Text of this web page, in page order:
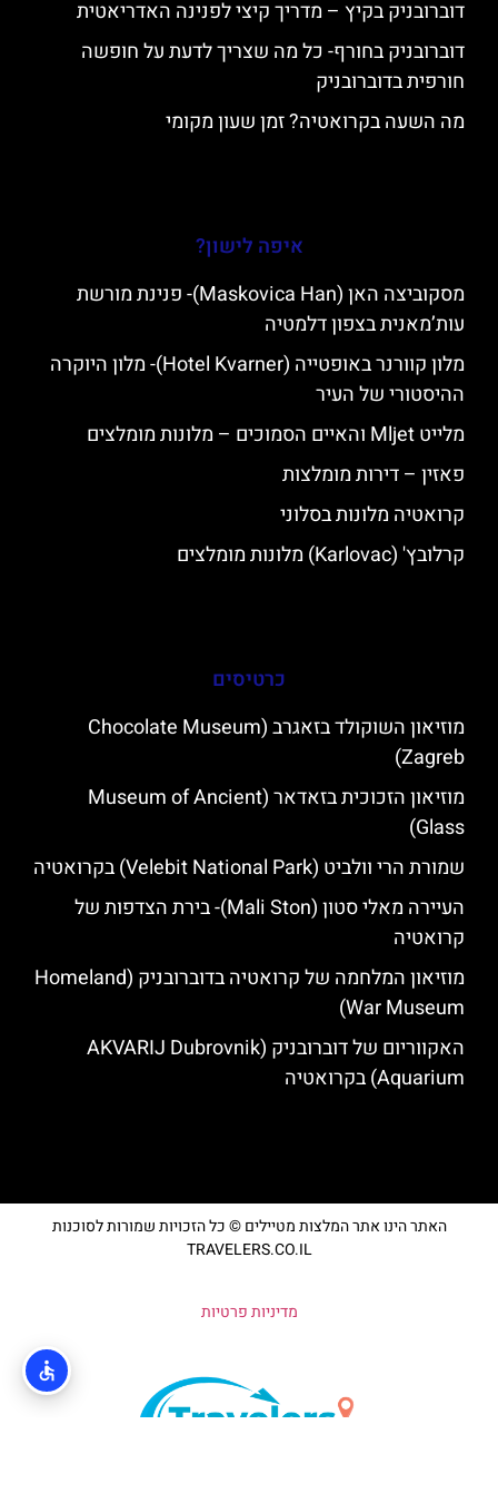
דוברובניק בקיץ – מדריך קיצי לפנינה האדריאטית
דוברובניק בחורף- כל מה שצריך לדעת על חופשה
חורפית בדוברובניק
מה השעה בקרואטיה? זמן שעון מקומי
איפה לישון?
מסקוביצה האן (Maskovica Han)- פנינת מורשת
עות’מאנית בצפון דלמטיה
מלון קוורנר באופטייה (Hotel Kvarner)- מלון היוקרה
ההיסטורי של העיר
מלייט Mljet והאיים הסמוכים – מלונות מומלצים
פאזין – דירות מומלצות
קרואטיה מלונות בסלוני
קרלובץ' (Karlovac) מלונות מומלצים
כרטיסים
מוזיאון השוקולד בזאגרב (Chocolate Museum
Zagreb)
מוזיאון הזכוכית בזאדאר (Museum of Ancient
Glass)
שמורת הרי וולביט (Velebit National Park) בקרואטיה
העיירה מאלי סטון (Mali Ston)- בירת הצדפות של
קרואטיה
מוזיאון המלחמה של קרואטיה בדוברובניק (Homeland
War Museum)
האקווריום של דוברובניק (AKVARIJ Dubrovnik
Aquarium) בקרואטיה
האתר הינו אתר המלצות מטיילים © כל הזכויות שמורות לסוכנות
TRAVELERS.CO.IL
מדיניות פרטיות